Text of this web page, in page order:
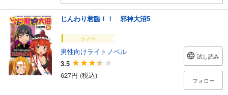
じんわり君臨！！ 邪神大沼5
ラノベ
男性向けライトノベル
3.5
627円 (税込)
試し読み
フォロー